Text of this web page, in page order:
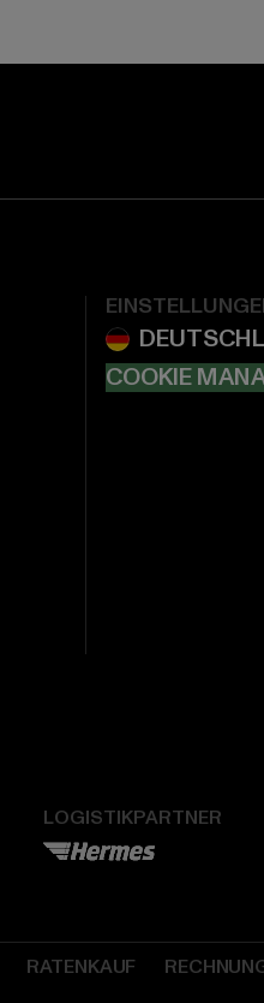
COOKIE
LOGISTIKPARTNER
RATENKAUF